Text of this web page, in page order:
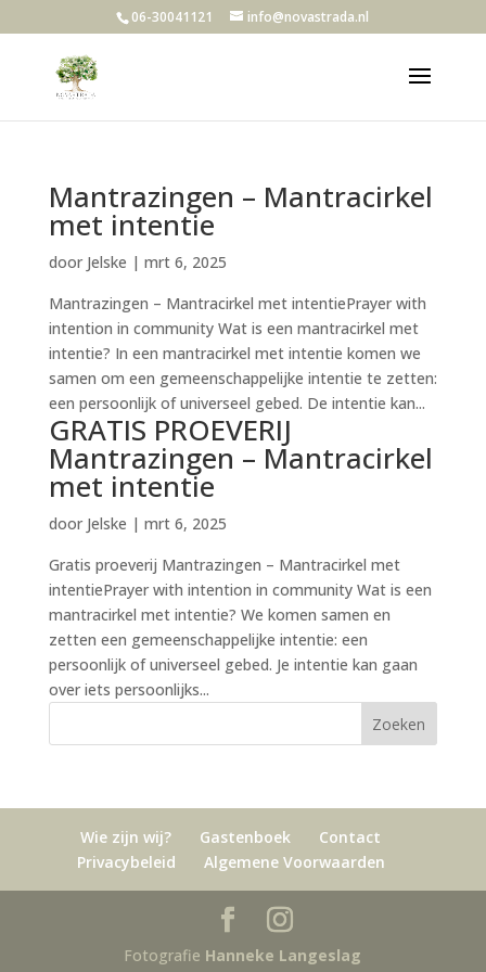
06-30041121 info@novastrada.nl
Mantrazingen – Mantracirkel
met intentie
door Jelske | mrt 6, 2025
Mantrazingen – Mantracirkel met intentiePrayer with
intention in community Wat is een mantracirkel met
intentie? In een mantracirkel met intentie komen we
samen om een gemeenschappelijke intentie te zetten:
een persoonlijk of universeel gebed. De intentie kan...
GRATIS PROEVERIJ
Mantrazingen – Mantracirkel
met intentie
door Jelske | mrt 6, 2025
Gratis proeverij Mantrazingen – Mantracirkel met
intentiePrayer with intention in community Wat is een
mantracirkel met intentie? We komen samen en
zetten een gemeenschappelijke intentie: een
persoonlijk of universeel gebed. Je intentie kan gaan
over iets persoonlijks...
Wie zijn wij? Gastenboek
Contact
Privacybeleid
Algemene Voorwaarden
Fotografie Hanneke Langeslag